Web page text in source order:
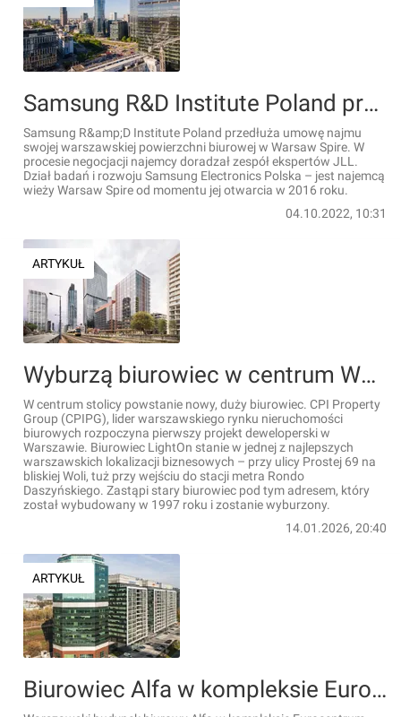
Samsung R&D Institute Poland przedłużył umowę najmu w Myhive Warsaw Spire
Samsung R&amp;D Institute Poland przedłuża umowę najmu
swojej warszawskiej powierzchni biurowej w Warsaw Spire. W
procesie negocjacji najemcy doradzał zespół ekspertów JLL.
Dział badań i rozwoju Samsung Electronics Polska – jest najemcą
wieży Warsaw Spire od momentu jej otwarcia w 2016 roku.
04.10.2022, 10:31
ARTYKUŁ
Wyburzą biurowiec w centrum Warszawy. Zastąpi go nowy, 14-kondygnacyjny LightOn [WIZUALIZACJE]
W centrum stolicy powstanie nowy, duży biurowiec. CPI Property
Group (CPIPG), lider warszawskiego rynku nieruchomości
biurowych rozpoczyna pierwszy projekt deweloperski w
Warszawie. Biurowiec LightOn stanie w jednej z najlepszych
warszawskich lokalizacji biznesowych – przy ulicy Prostej 69 na
bliskiej Woli, tuż przy wejściu do stacji metra Rondo
Daszyńskiego. Zastąpi stary biurowiec pod tym adresem, który
został wybudowany w 1997 roku i zostanie wyburzony.
14.01.2026, 20:40
ARTYKUŁ
Biurowiec Alfa w kompleksie Eurocentrum przechodzi modernizację